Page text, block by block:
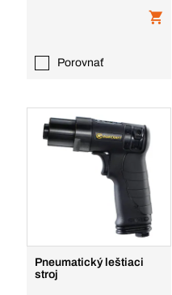
Porovnať
Pneumatický leštiaci
stroj